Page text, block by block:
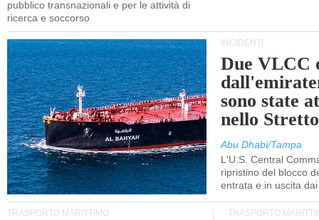
pubblico transnazionali e per le attività di
ricerca e soccorso
INCIDENTI
Due VLCC
sono state
nello
Abu Dhabi/Tampa
L'U.S. Central
ripristino del blocco
entrata e in uscita
TRASPORTO MARITTIMO TRASPORTO